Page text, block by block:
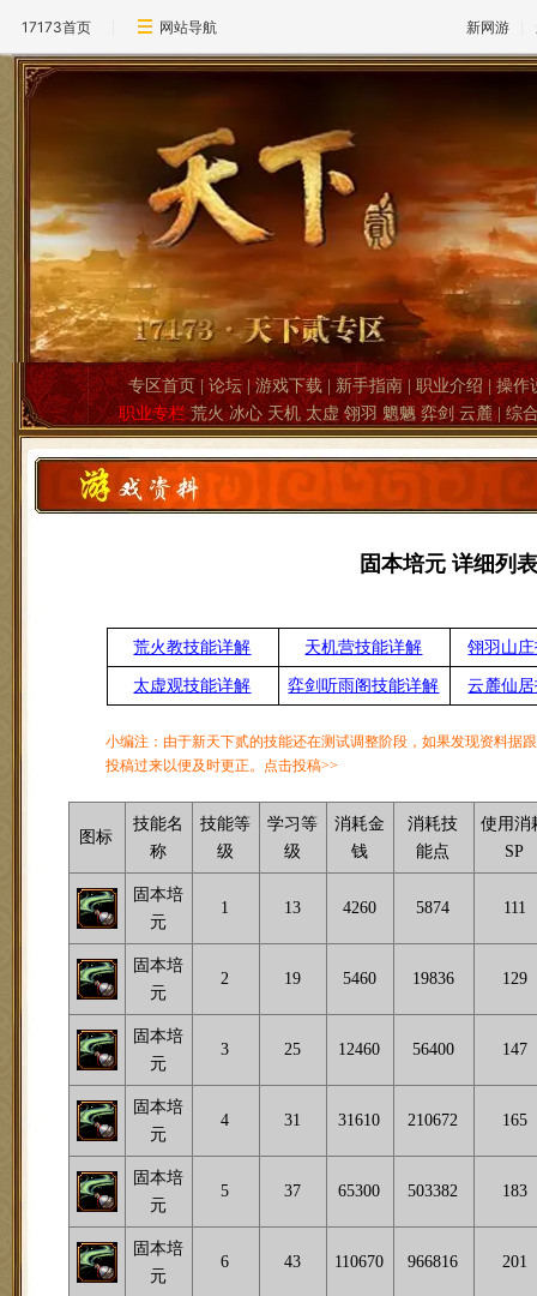
17173首页 网站导航 新网游
专区首页 |论坛 |游戏下载| 新手指南|职业介绍 |操作
职业专栏 荒火 冰心 天机 太虚 翎羽 魍魉 弈剑 云麓|综
固本培元 详细列
荒火教技能详解 天机营技能详解 翎羽山
太虚观技能详解 弈剑听雨阁技能详解 云麓仙
小编注：由于新天下贰的技能还在测试调整阶段，如果发现资料据
投稿过来以便及时更正。点击投稿>>
图标
技能名
称
技能等
级
学习等
级
消耗金
钱
消耗技
能点
使用消
SP
固本培
元
1 13 4260 5874 111
固本培
元
2 19 5460 19836 129
固本培
元
3 25 12460 56400 147
固本培
元
4 31 31610 210672 165
固本培
元
5 37 65300 503382 183
固本培
元
6 43 110670 966816 201